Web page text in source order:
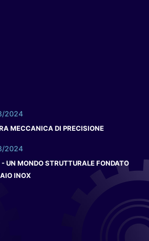
2024
MECCANICA DI PRECISIONE
2024
UN MONDO STRUTTURALE FONDATO
INOX